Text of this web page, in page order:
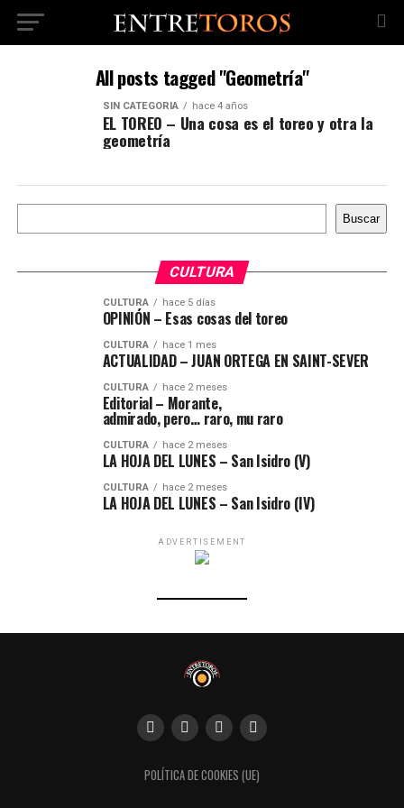
All posts tagged "Geometría"
SIN CATEGORÍA hace 4 años
EL TOREO – Una cosa es el toreo y otra la
geometría
Buscar
Buscar
CULTURA
CULTURA hace 5 días
OPINIÓN – Esas cosas del toreo
CULTURA hace 1 mes
ACTUALIDAD – JUAN ORTEGA EN SAINT-SEVER
CULTURA hace 2 meses
Editorial – Morante,
admirado, pero… raro, mu raro
CULTURA hace 2 meses
LA HOJA DEL LUNES – San Isidro (V)
CULTURA hace 2 meses
LA HOJA DEL LUNES – San Isidro (IV)
ADVERTISEMENT
POLÍTICA DE COOKIES (UE)